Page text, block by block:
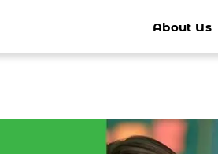
About Us
Kursus Mandarin Remaja